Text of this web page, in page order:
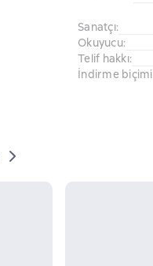
Sanatçı:
Okuyucu:
Telif hakkı:
İndirme biçimi